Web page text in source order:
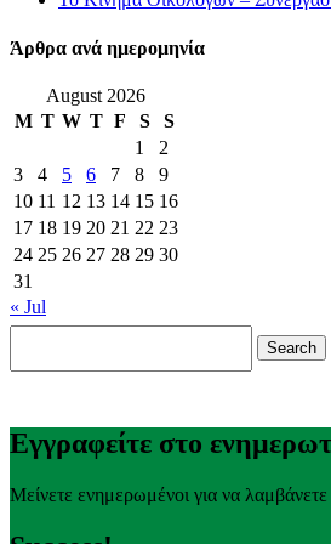
Άρθρα ανά ημερομηνία
August 2026
M T W T F S
S
1
2
3
4 5 6 7 8
9
10 11 12 13 14 15 16
17 18 19 20 21 22 23
24 25 26 27 28 29 30
31
« Jul
Εγγραφείτε στο
Μείνετε ενημερωμένοι για να λαμβάνετε